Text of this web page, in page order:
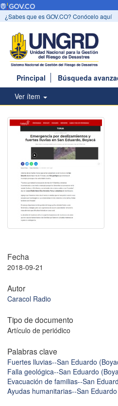
¿Sabes que es GOV.CO? Conócelo aquí
Principal Búsqueda
Ver ítem
Fecha
2018-09-21
Autor
Caracol Radio
Tipo de documento
Artículo de periódico
Palabras clave
Fuertes lluvias--San Eduardo
Falla geológica--San Eduardo
Evacuación de familias--San
Ayudas humanitarias--San